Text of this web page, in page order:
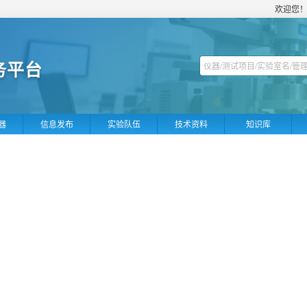
欢迎您！
平台
信息发布 实验队伍 技术资料 知识库